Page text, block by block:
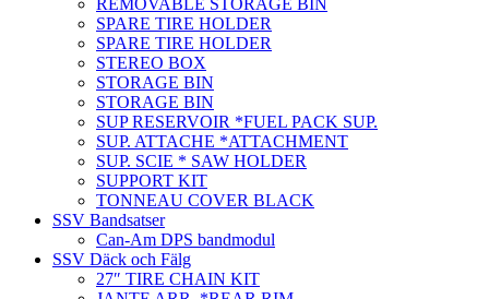
SPARE TIRE HOLDER
SPARE TIRE HOLDER
STEREO BOX
STORAGE BIN
STORAGE BIN
SUP RESERVOIR *FUEL PACK SUP.
SUP. ATTACHE *ATTACHMENT
SUP. SCIE * SAW HOLDER
SUPPORT KIT
TONNEAU COVER BLACK
SSV Bandsatser
Can-Am DPS bandmodul
SSV Däck och Fälg
27″ TIRE CHAIN KIT